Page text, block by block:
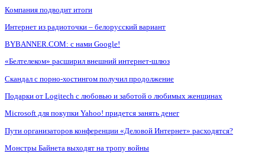
Компания подводит итоги
Интернет из радиоточки – белорусский вариант
BYBANNER.COM: c нами Google!
«Белтелеком» расширил внешний интернет-шлюз
Скандал с порно-хостингом получил продолжение
Подарки от Logitech с любовью и заботой о любимых женщинах
Microsoft для покупки Yahoo! придется занять денег
Пути организаторов конференции «Деловой Интернет» расходятся?
Монстры Байнета выходят на тропу войны